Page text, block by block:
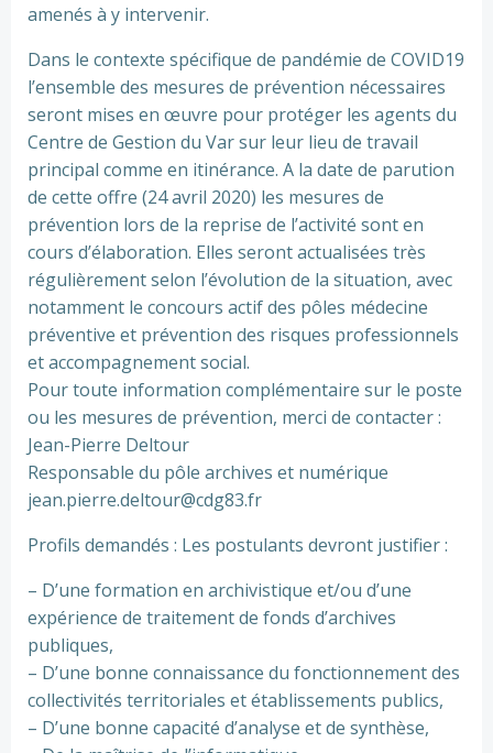
amenés à y intervenir.
Dans le contexte spécifique de pandémie de COVID19
l’ensemble des mesures de prévention nécessaires
seront mises en œuvre pour protéger les agents du
Centre de Gestion du Var sur leur lieu de travail
principal comme en itinérance. A la date de parution
de cette offre (24 avril 2020) les mesures de
prévention lors de la reprise de l’activité sont en
cours d’élaboration. Elles seront actualisées très
régulièrement selon l’évolution de la situation, avec
notamment le concours actif des pôles médecine
préventive et prévention des risques professionnels
et accompagnement social.
Pour toute information complémentaire sur le poste
ou les mesures de prévention, merci de contacter :
Jean-Pierre Deltour
Responsable du pôle archives et numérique
jean.pierre.deltour@cdg83.fr
Profils demandés : Les postulants devront justifier :
– D’une formation en archivistique et/ou d’une
expérience de traitement de fonds d’archives
publiques,
– D’une bonne connaissance du fonctionnement des
collectivités territoriales et établissements publics,
– D’une bonne capacité d’analyse et de synthèse,